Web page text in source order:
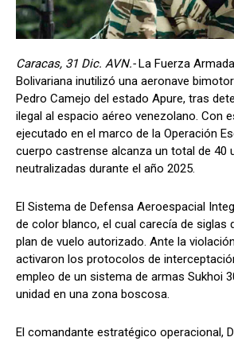
Caracas, 31 Dic. AVN.-La Fuerza
Bolivariana inutilizó una aeronave
Pedro Camejo del estado Apure, tras
ilegal al espacio aéreo venezolano. Con
ejecutado en el marco de la Operación
cuerpo castrense alcanza un total de 40
neutralizadas durante el año 2025.
El Sistema de Defensa Aeroespacial
de color blanco, el cual carecía de siglas
plan de vuelo autorizado. Ante la
activaron los protocolos de
empleo de un sistema de armas Sukhoi
unidad en una zona boscosa.
El comandante estratégico operacional,